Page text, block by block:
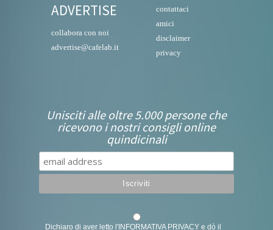
ADVERTISE
collabora con noi
advertise@cafelab.it
contattaci
amici
disclaimer
privacy
Unisciti alle oltre 5.000 persone che
ricevono i nostri consigli online
quindicinali
Dichiaro di aver letto l'INFORMATIVA PRIVACY e dò il